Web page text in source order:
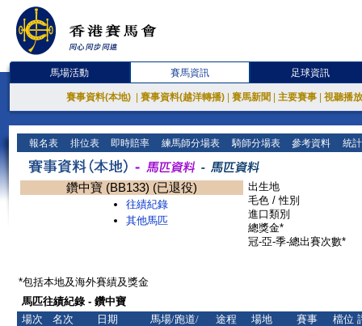
馬場活動 賽馬資訊 足球資訊
賽事資料(本地) 賽事資料(越洋轉播) 賽馬新聞 主要賽事 視聽播
報名表 排位表 即時賠率 練馬師分場表 騎師分場表 參考資料 統
鑽中寶 (BB133) (已退役)
往績紀錄
其他馬匹
出生地
毛色 / 性別
進口類別
總獎金*
冠-亞-季-總出賽次數*
*包括本地及海外賽績及獎金
馬匹往績紀錄 - 鑽中寶
場次
名次 日期
馬場/跑道/
途程
場地
賽事
檔位